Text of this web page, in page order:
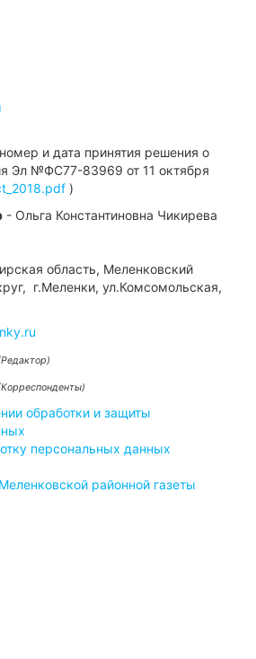
и дата принятия решения о
Эл №ФС77-83969 от 11 октября
)
- Ольга Константиновна Чикирева
область, Меленковский
г.Меленки, ул.Комсомольская,
обработки и защиты
персональных данных
районной газеты